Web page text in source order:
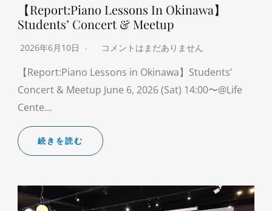
【Report:Piano Lessons In Okinawa】
Students’ Concert & Meetup
2026年6月10日 コメントはまだありません
【Report:Piano Lessons in Okinawa】Students’
Concert & Meetup June 6, 2026 (Sat) 14:00〜@Life
Cente…
続きを読む